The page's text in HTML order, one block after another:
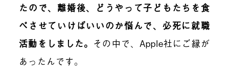
たので、離婚後、どうやって子どもたちを食
べさせていけばいいのか悩んで、必死に就職
活動をしました。 その中で、Apple社にご縁が
あったんです。